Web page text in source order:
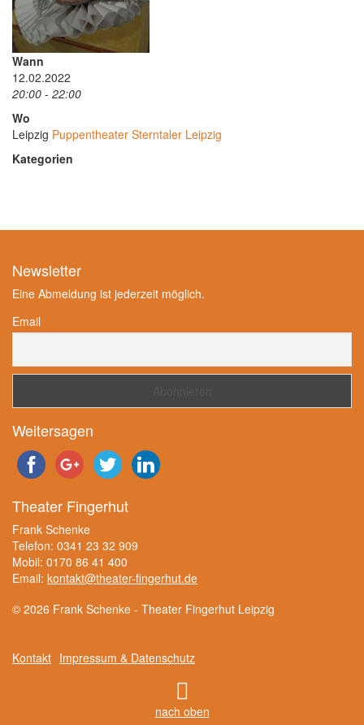
Wann
12.02.2022
20:00 - 22:00
Wo
Leipzig Puppentheater Sterntaler Leipzig
Kategorien
Newsletter
Eine Abmeldung ist jederzeit möglich.
Email
Weitersagen
Theater Fingerhut
Frank Schenke
Telefon: 0341 23 32 909
Mobil: 0170 86 41 400
Email: kontakt@theater-fingerhut.de
© 2026 Frank Schenke - Theater Fingerhut Leipzig
Kontakt Impressum & Datenschutz
nach oben